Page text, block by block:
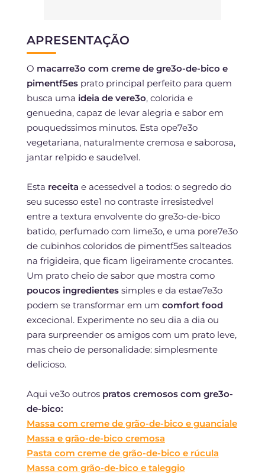
APRESENTAÇÃO
O macarre3o com creme de gre3o-de-bico e
pimentf5esprato principal perfeito para quem
busca uma ideia de vere3o, colorida e
genuedna, capaz de levar alegria e sabor em
pouquedssimos minutos. Esta ope7e3o
vegetariana, naturalmente cremosa e saborosa,
jantar re1pido e saude1vel.
Esta receita e acessedvel a todos: o segredo do
seu sucesso este1 no contraste irresistedvel
entre a textura envolvente do gre3o-de-bico
batido, perfumado com lime3o, e uma pore7e3o
de cubinhos coloridos de pimentf5es salteados
na frigideira, que ficam ligeiramente crocantes.
Um prato cheio de sabor que mostra como
poucos ingredientessimples e da estae7e3o
podem se transformar em um comfort food
excecional. Experimente no seu dia a dia ou
para surpreender os amigos com um prato leve,
mas cheio de personalidade: simplesmente
delicioso.
Aqui ve3o outros pratos cremosos com gre3o-
de-bico:
Massa com creme de grão-de-bico e guanciale
Massa e grão-de-bico cremosa
Pasta com creme de grão-de-bico e rúcula
Massa com grão-de-bico e taleggio